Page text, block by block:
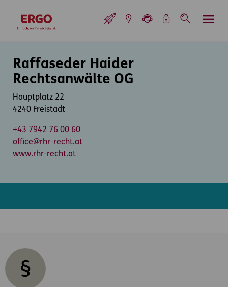
zur Startseite
Raffaseder Haider
Rechtsanwälte OG
Hauptplatz 22
4240 Freistadt
+43 7942 76 00 60
office@rhr-recht.at
www.rhr-recht.at